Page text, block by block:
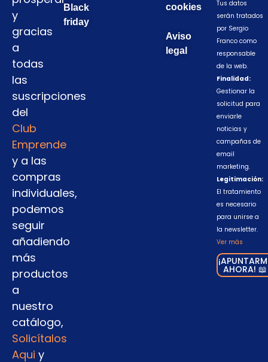
y
gracias
a
todas
las
suscripciones
del
Club
Emprende
y a las
compras
individuales,
podemos
seguir
añadiendo
más
productos
a
nuestro
catálogo,
Solicítalos
Aqui y
Black
friday
cookies
Aviso
legal
Tus datos
serán tratados
por Sergio
Franco como
responsable
de la web.
Finalidad:
Gestionar la
solicitud para
enviarle
noticias y
campañas de
email
marketing.
Legitimación:
El tratamiento
es necesario
para unirse a
la newsletter.
Ver más
AHORA! 📖